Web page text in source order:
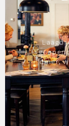
diner,